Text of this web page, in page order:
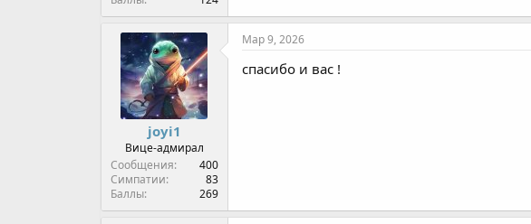
joyi1
Вице-адмирал
Сообщения
400
Симпатии
83
Баллы
269
Мар 9, 2026
спасибо и вас !